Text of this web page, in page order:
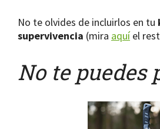
No te olvides de incluirlos en tu
supervivencia (mira aquíel
No te puedes